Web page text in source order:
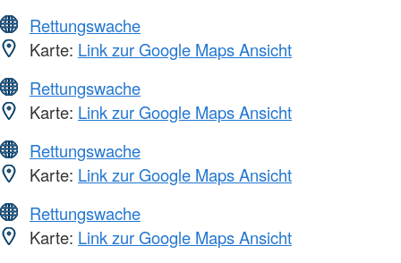
Rettungswache
Karte: Link zur Google Maps Ansicht
Rettungswache
Karte: Link zur Google Maps Ansicht
Rettungswache
Karte: Link zur Google Maps Ansicht
Rettungswache
Karte: Link zur Google Maps Ansicht